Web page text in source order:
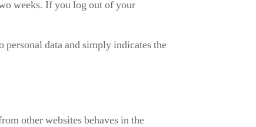
weeks. If you log out of your
data and simply indicates the
other websites behaves in the